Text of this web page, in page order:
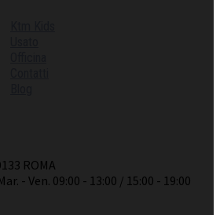
ROMA
- Ven. 09:00 - 13:00 / 15:00 - 19:00